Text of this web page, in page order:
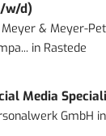
w/d)
Meyer & Meyer-
in Rastede
Media
GmbH in